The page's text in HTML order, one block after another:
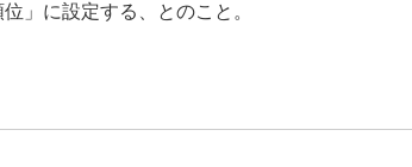
」に設定する、とのこと。